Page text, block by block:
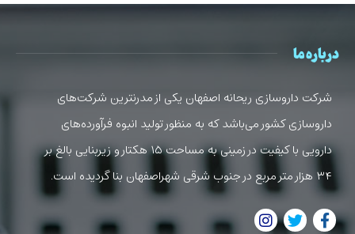
درباره ما
شرکت داروسازی ریحانه اصفهان یکی از مدرنترین شرکت‌های
داروسازی کشور می‌باشد که به منظور تولید انبوه فرآورده‌های
دارویی با کیفیت در زمینی به مساحت ۱۵ هکتار و زیربنایی بالغ بر
۳۴ هزار متر مربع در جنوب شرقی شهراصفهان بنا گردیده است.